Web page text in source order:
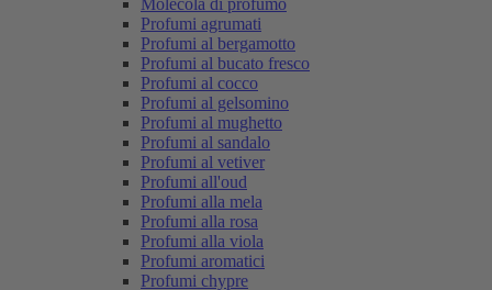
Molecola di profumo
Profumi agrumati
Profumi al bergamotto
Profumi al bucato fresco
Profumi al cocco
Profumi al gelsomino
Profumi al mughetto
Profumi al sandalo
Profumi al vetiver
Profumi all'oud
Profumi alla mela
Profumi alla rosa
Profumi alla viola
Profumi aromatici
Profumi chypre